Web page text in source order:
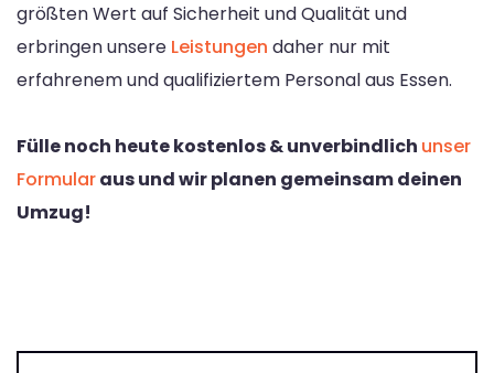
größten Wert auf Sicherheit und Qualität und
erbringen unsere Leistungen daher nur mit
erfahrenem und qualifiziertem Personal aus Essen.
Fülle noch heute kostenlos & unverbindlich unser
Formularaus und wir planen gemeinsam deinen
Umzug!